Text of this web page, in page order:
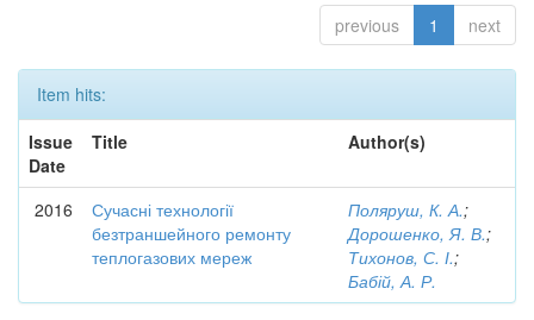
previous 1 next
Item hits:
Issue
Date
Title Author(s)
2016
Сучасні технології
безтраншейного ремонту
теплогазових мереж
Поляруш, К. А.;
Дорошенко, Я. В.;
Тихонов, С. І.;
Бабій, А. Р.